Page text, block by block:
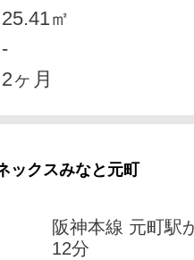
25.41㎡
-
2ヶ月
ックスみなと元町
阪神本線 元町駅
12分